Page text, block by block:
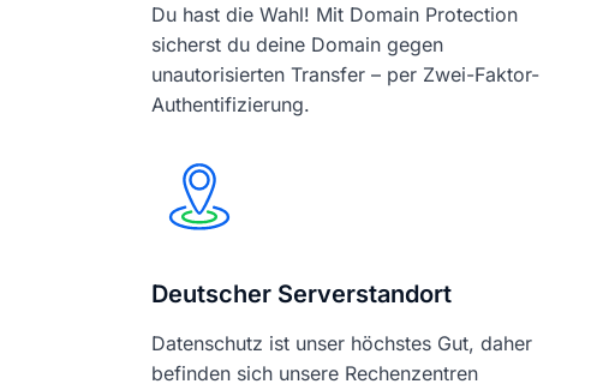
Du hast die Wahl! Mit Domain Protection
sicherst du deine Domain gegen
unautorisierten Transfer – per Zwei-Faktor-
Authentifizierung.
Deutscher Serverstandort
Datenschutz ist unser höchstes Gut, daher
befinden sich unsere Rechenzentren